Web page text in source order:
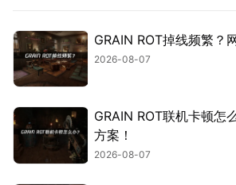
GRAIN ROT掉线频繁？
2026-08-07
GRAIN ROT联机卡顿怎
方案！
2026-08-07